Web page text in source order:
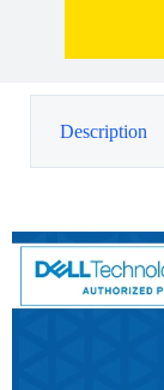
Description